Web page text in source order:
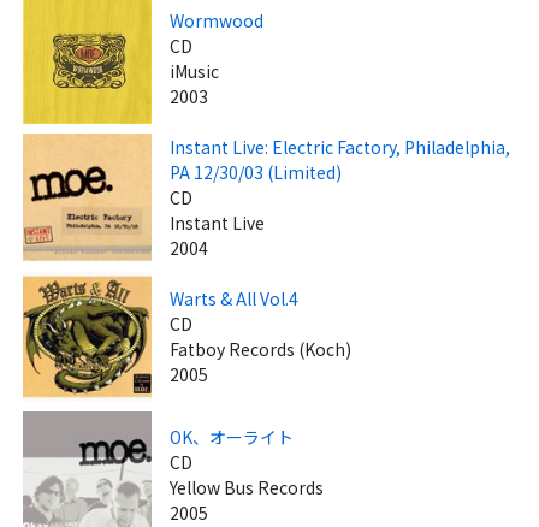
Wormwood
CD
iMusic
2003
Instant Live: Electric Factory, Philadelphia,
PA 12/30/03 (Limited)
CD
Instant Live
2004
Warts & All Vol.4
CD
Fatboy Records (Koch)
2005
OK、オーライト
CD
Yellow Bus Records
2005